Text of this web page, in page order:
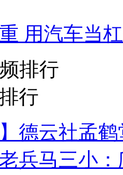
用汽车当
排行
行
】德云社孟
兵马三小